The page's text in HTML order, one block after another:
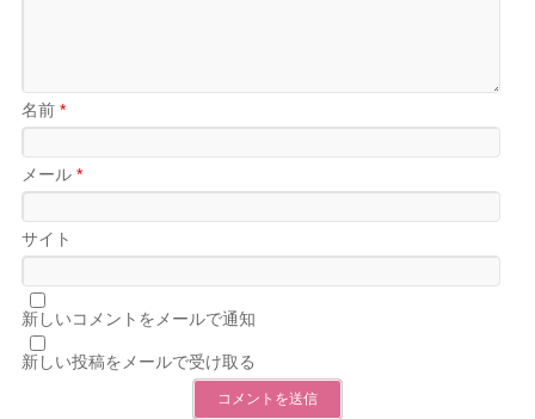
名前*
メール*
サイト
新しいコメントをメールで通知
新しい投稿をメールで受け取る